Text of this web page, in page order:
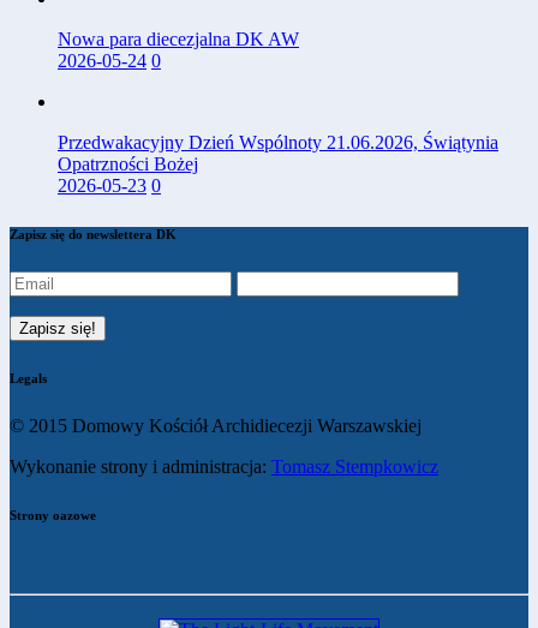
Nowa para diecezjalna DK AW
2026-05-24 0
Przedwakacyjny Dzień Wspólnoty 21.06.2026, Świątynia
Opatrzności Bożej
2026-05-23 0
Zapisz się do newslettera DK
Legals
© 2015 Domowy Kościół Archidiecezji Warszawskiej
Wykonanie strony i administracja: Tomasz Stempkowicz
Strony oazowe